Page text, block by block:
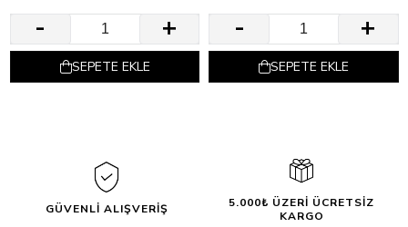
SEPETE EKLE SEPETE EKLE
GÜVENLİ ALIŞVERİŞ
5.000₺ ÜZERİ ÜCRETSİZ
KARGO